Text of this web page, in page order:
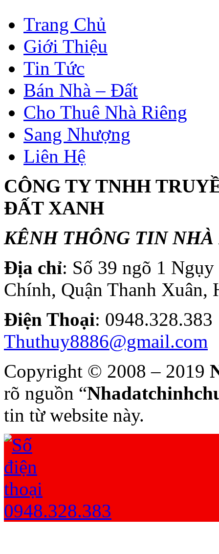
Trang Chủ
Giới Thiệu
Tin Tức
Bán Nhà – Đất
Cho Thuê Nhà Riêng
Sang Nhượng
Liên Hệ
CÔNG TY TNHH
ĐẤT XANH
KÊNH THÔNG TIN
Địa chỉ: Số 39 ngõ 1
Chính, Quận Thanh Xuân,
Điện Thoại:
Thuthuy8886@gmail.com
Copyright © 2008 – 2019
rõ nguồn “
tin từ website này.
0948.328.383